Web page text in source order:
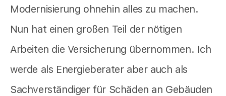
Modernisierung ohnehin alles zu machen.
Nun hat einen großen Teil der nötigen
Arbeiten die Versicherung übernommen. Ich
werde als Energieberater aber auch als
Sachverständiger für Schäden an Gebäuden